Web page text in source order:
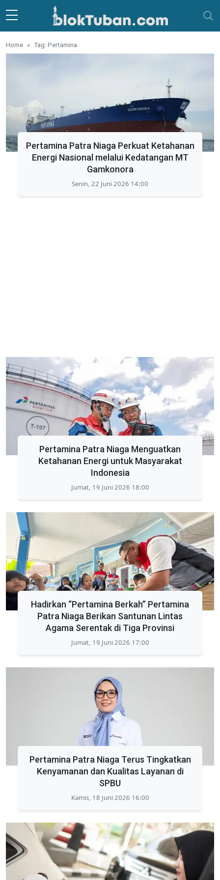
Skip to main content
Home Tag: Pertamina
Pertamina Patra Niaga Perkuat Ketahanan
Energi Nasional melalui Kedatangan MT
Gamkonora
Senin, 22 Juni 2026 14:00
Pertamina Patra Niaga Menguatkan
Ketahanan Energi untuk Masyarakat
Indonesia
Jumat, 19 Juni 2026 18:00
Hadirkan “Pertamina Berkah” Pertamina
Patra Niaga Berikan Santunan Lintas
Agama Serentak di Tiga Provinsi
Jumat, 19 Juni 2026 17:00
Pertamina Patra Niaga Terus Tingkatkan
Kenyamanan dan Kualitas Layanan di
SPBU
Kamis, 18 Juni 2026 16:00